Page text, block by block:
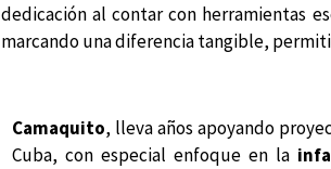
dedicación al contar con herramientas
marcando una diferencia tangible,
Camaquito, lleva años apoyando
Cuba, con especial enfoque en la